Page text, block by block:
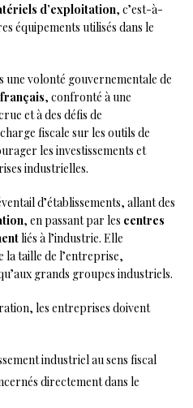
d’exploitation, c’est-à-
équipements utilisés dans le
une volonté gouvernementale de
, confronté à une
et à des défis de
fiscale sur les outils de
les investissements et
industrielles.
d’établissements, allant des
, en passant par les centres
liés à l’industrie. Elle
la taille de l’entreprise,
grands groupes industriels.
les entreprises doivent
industriel au sens fiscal
directement dans le